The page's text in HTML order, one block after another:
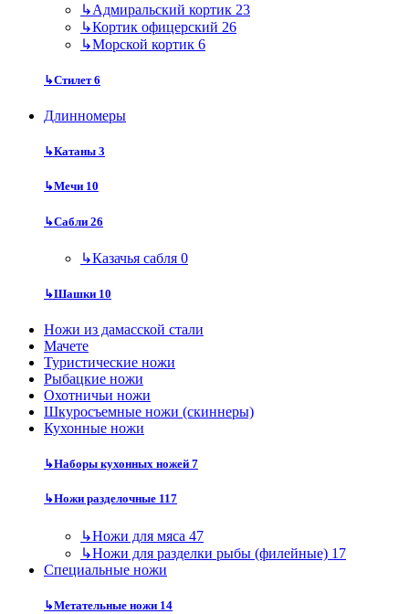
↳Адмиральский кортик 23
↳Кортик офицерский 26
↳Морской кортик 6
↳Стилет6
Длинномеры
↳Катаны 3
↳Мечи 10
↳Сабли 26
↳Казачья сабля 0
↳Шашки 10
Ножи из дамасской стали
Мачете
Туристические ножи
Рыбацкие ножи
Охотничьи ножи
Шкуросъемные ножи (скиннеры)
Кухонные ножи
↳Наборы кухонных ножей 7
↳Ножи разделочные 117
↳Ножи для мяса 47
↳Ножи для разделки рыбы (филейные) 17
Специальные ножи
↳Метательные ножи 14